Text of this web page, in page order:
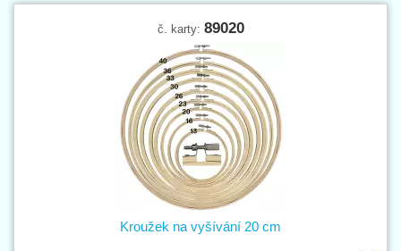
č. karty: 89020
Kroužek na vyšívání 20 cm